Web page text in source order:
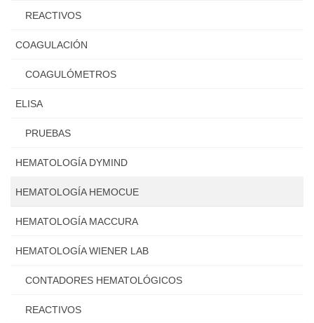
REACTIVOS
COAGULACIÓN
COAGULÓMETROS
ELISA
PRUEBAS
HEMATOLOGÍA DYMIND
HEMATOLOGÍA HEMOCUE
HEMATOLOGÍA MACCURA
HEMATOLOGÍA WIENER LAB
CONTADORES HEMATOLÓGICOS
REACTIVOS